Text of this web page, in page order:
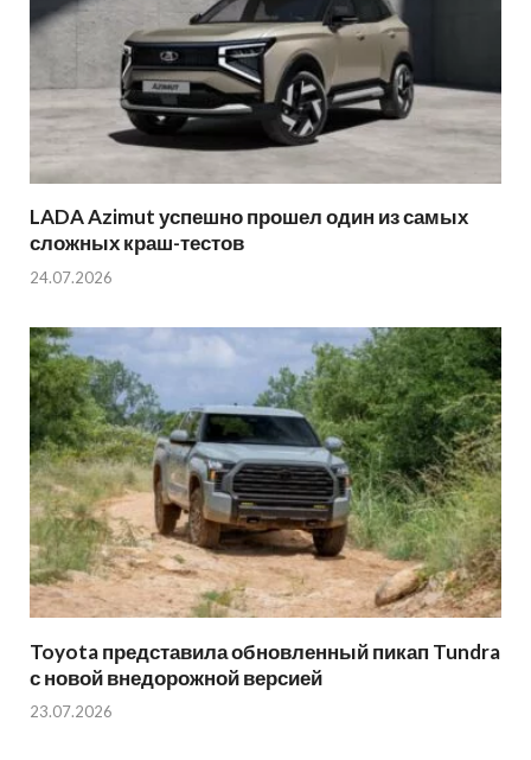
LADA Azimut успешно прошел один из самых
сложных краш-тестов
24.07.2026
Toyota представила обновленный пикап Tundra
с новой внедорожной версией
23.07.2026